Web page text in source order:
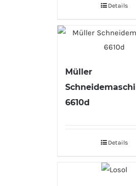
Details
Müller
6610d
Details